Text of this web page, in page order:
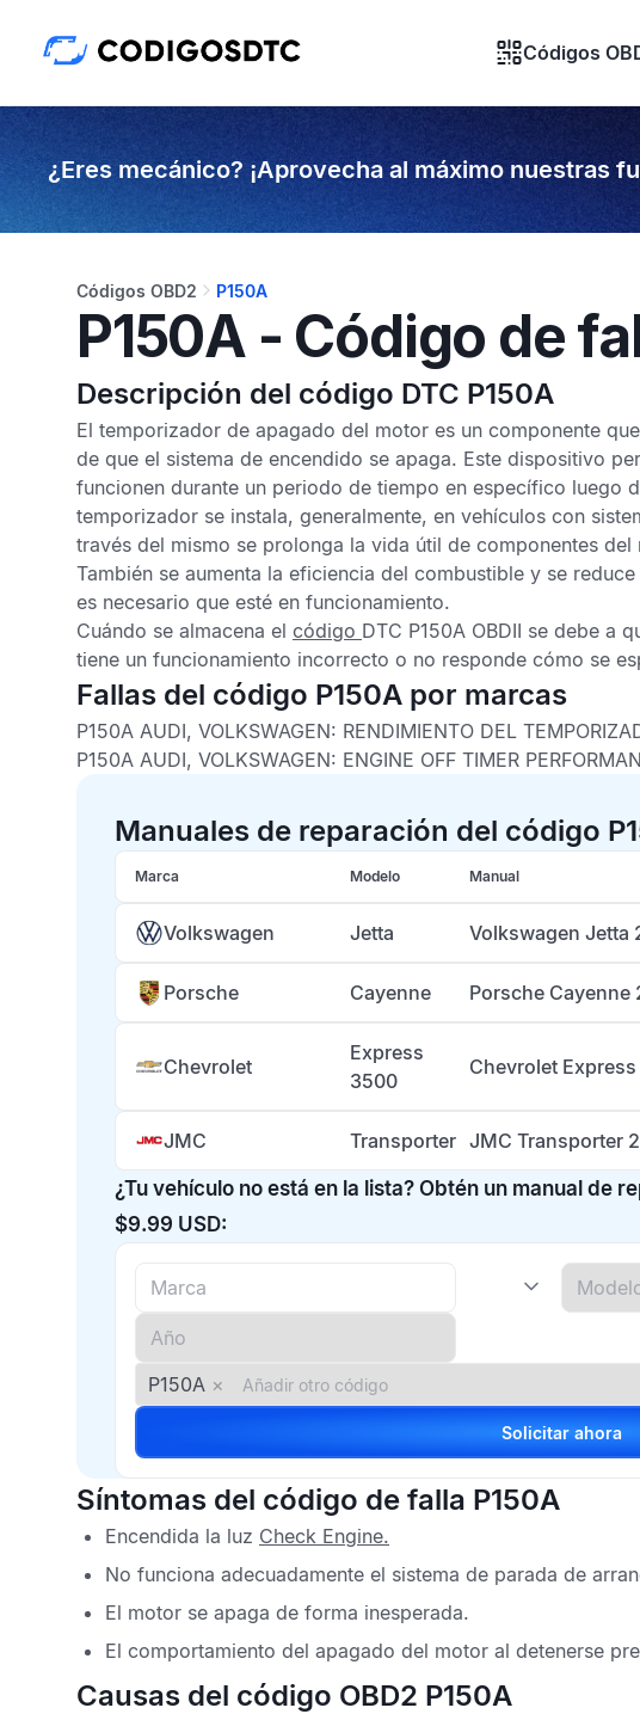
Códigos
¿Eres mecánico? ¡Aprovecha al máximo nuestras
Códigos OBD2 P150A
P150A - Código de
Descripción del código DTC P150A
El temporizador de apagado del motor es un componente
de que el sistema de encendido se apaga. Este dispositivo
funcionen durante un periodo de tiempo en específico luego
temporizador se instala, generalmente, en vehículos con
través del mismo se prolonga la vida útil de componentes
También se aumenta la eficiencia del combustible y se
es necesario que esté en funcionamiento.
Cuándo se almacena el código DTC P150A OBDII se debe a
tiene un funcionamiento incorrecto o no responde cómo se
Fallas del código P150A por marcas
P150A AUDI, VOLKSWAGEN: RENDIMIENTO DEL
P150A AUDI, VOLKSWAGEN: ENGINE OFF TIMER
Manuales de reparación del código
Marca Modelo Manual
Volkswagen Jetta Volkswagen Jetta
Porsche Cayenne Porsche Cayenne
Chevrolet
Express
3500
Chevrolet
JMC Transporter JMC Transporter
¿Tu vehículo no está en la lista? Obtén un manual de
$9.99 USD:
P150A ×
Solicitar ahora
Síntomas del código de falla P150A
Encendida la luz Check Engine.
No funciona adecuadamente el sistema de parada de
El motor se apaga de forma inesperada.
El comportamiento del apagado del motor al detenerse
Causas del código OBD2 P150A